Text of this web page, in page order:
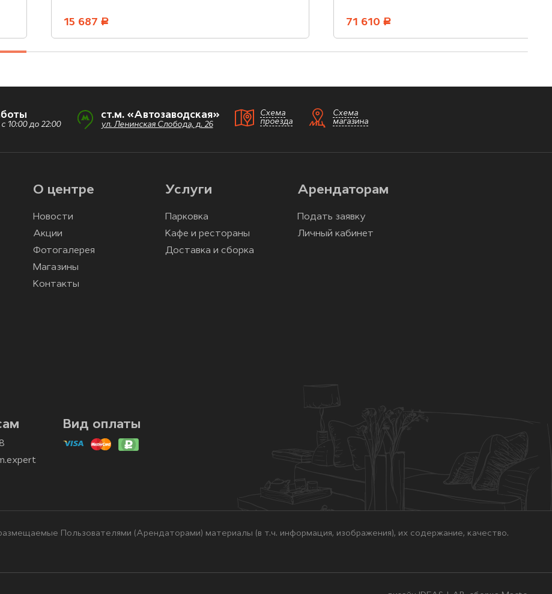
15 687 руб. 71 610 руб.
10:00 до 22:00
ст.м. «Автозаводская»
ул. Ленинская Слобода, д. 26
Схема
проезда
Схема
магазина
О центре
Новости
Акции
Фотогалерея
Магазины
Контакты
Услуги
Парковка
Кафе и рестораны
Доставка и сборка
Арендаторам
Подать заявку
Личный кабинет
Вид оплаты
Пользователями (Арендаторами) материалы (в т.ч. информация, изображения), их содержание, качество.